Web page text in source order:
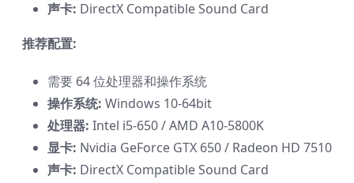
声卡: DirectX Compatible Sound Card
推荐配置:
需要 64 位处理器和操作系统
操作系统: Windows 10-64bit
处理器: Intel i5-650 / AMD A10-5800K
显卡: Nvidia GeForce GTX 650 / Radeon HD 7510
声卡: DirectX Compatible Sound Card